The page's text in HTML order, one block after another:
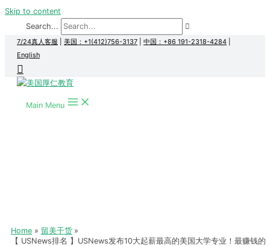
Skip to content
Search...
7/24真人客服 美国：+1(412)756-3137 中国：+86 191-2318-4284
English
Main Menu
Home
留美干货
【 USNews排名 】USNews发布10大起薪最高的美国大学专业！最赚钱的